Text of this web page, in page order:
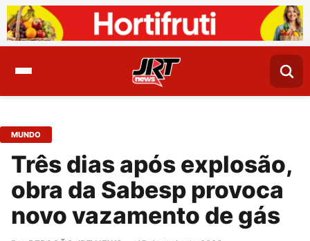
MUNDO
Três dias após explosão,
obra da Sabesp provoca
novo vazamento de gás